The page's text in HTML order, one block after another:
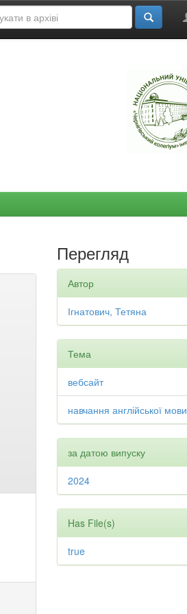
Перегляд
Автор
Ігнатович, Тетяна
Тема
вебсайт
навчання англійської мови
за датою випуску
2024
Has File(s)
true